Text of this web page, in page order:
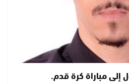
إلى مباراة كرة قدم.